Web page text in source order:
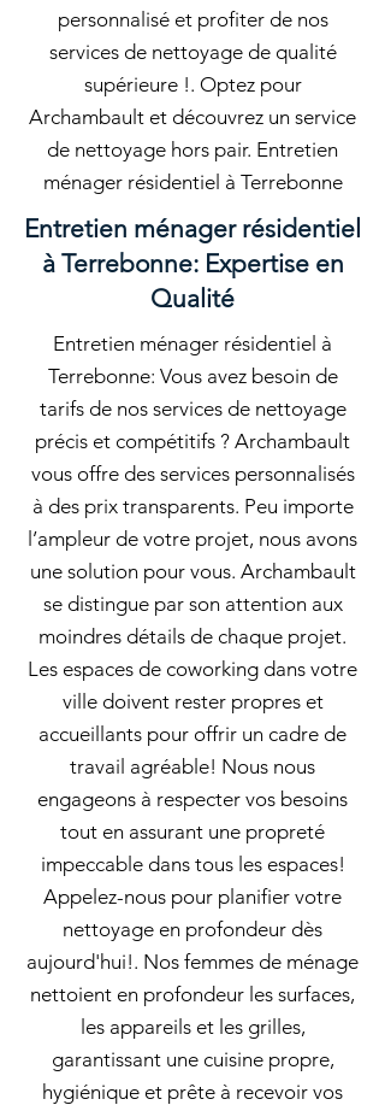
personnalisé et profiter de nos
services de nettoyage de qualité
supérieure !. Optez pour
Archambault et découvrez un service
de nettoyage hors pair. Entretien
ménager résidentiel à Terrebonne
Entretien ménager résidentiel
à Terrebonne: Expertise en
Qualité
Entretien ménager résidentiel à
Terrebonne: Vous avez besoin de
tarifs de nos services de nettoyage
précis et compétitifs ? Archambault
vous offre des services personnalisés
à des prix transparents. Peu importe
l’ampleur de votre projet, nous avons
une solution pour vous. Archambault
se distingue par son attention aux
moindres détails de chaque projet.
Les espaces de coworking dans votre
ville doivent rester propres et
accueillants pour offrir un cadre de
travail agréable! Nous nous
engageons à respecter vos besoins
tout en assurant une propreté
impeccable dans tous les espaces!
Appelez-nous pour planifier votre
nettoyage en profondeur dès
aujourd'hui!. Nos femmes de ménage
nettoient en profondeur les surfaces,
les appareils et les grilles,
garantissant une cuisine propre,
hygiénique et prête à recevoir vos